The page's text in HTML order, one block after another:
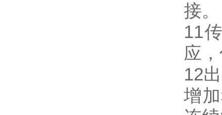
接。
11
应
12
增